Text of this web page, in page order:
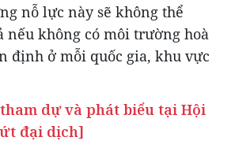
nỗ lực này sẽ không thể
nếu không có môi trường hoà
định ở mỗi quốc gia, khu vực
dự và phát biểu tại Hội
đại dịch]